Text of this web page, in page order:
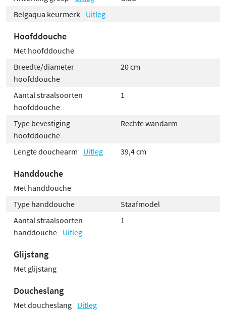
Belgaqua keurmerk
Uitleg
Hoofddouche
Met hoofddouche
Breedte/diameter
hoofddouche
20 cm
Aantal straalsoorten
hoofddouche
1
Type bevestiging
hoofddouche
Rechte wandarm
Lengte douchearm Uitleg 39,4 cm
Handdouche
Met handdouche
Type handdouche
Staafmodel
Aantal straalsoorten
handdouche Uitleg
1
Glijstang
Met glijstang
Doucheslang
Met doucheslang Uitleg